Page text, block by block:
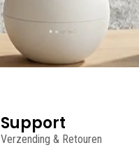
Support
Verzending & Retouren